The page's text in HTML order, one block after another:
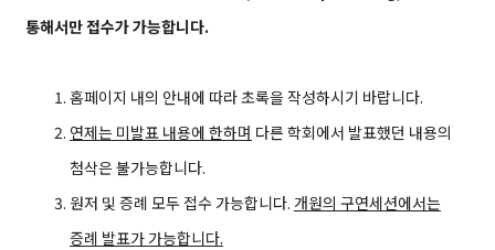
통해서만 접수가 가능합니다.
홈페이지 내의 안내에 따라 초록을 작성하시기 바랍니다.
연제는 미발표 내용에 한하며 다른 학회에서 발표했던 내용의
첨삭은 불가능합니다.
원저 및 증례 모두 접수 가능합니다. 개원의 구연세션에서는
증례 발표가 가능합니다.